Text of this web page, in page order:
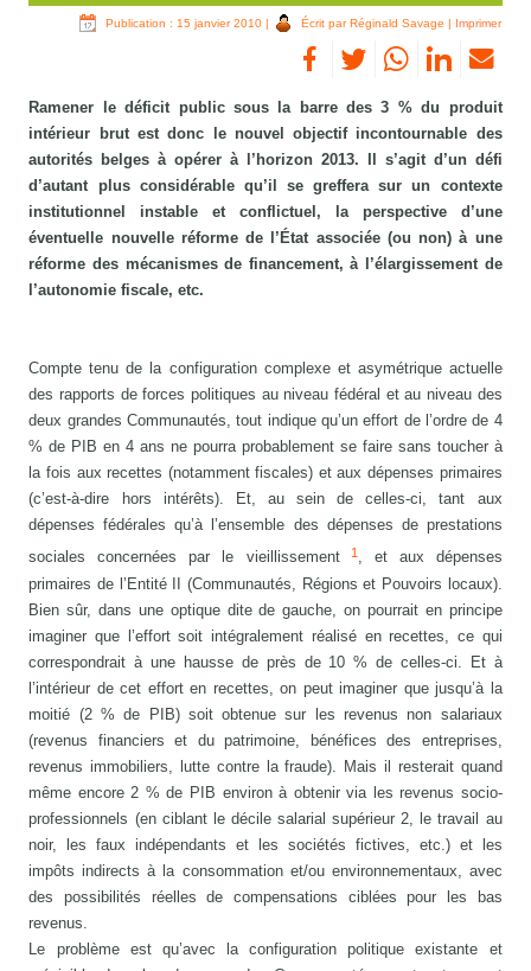
Publication : 15 janvier 2010| Écrit par Réginald Savage | Imprimer
Ramener le déficit public sous la barre des 3 % du produit
intérieur brut est donc le nouvel objectif incontournable des
autorités belges à opérer à l’horizon 2013. Il s’agit d’un défi
d’autant plus considérable qu’il se greffera sur un contexte
institutionnel instable et conflictuel, la perspective d’une
éventuelle nouvelle réforme de l’État associée (ou non) à une
réforme des mécanismes de financement, à l’élargissement de
l’autonomie fiscale, etc.
Compte tenu de la configuration complexe et asymétrique actuelle
des rapports de forces politiques au niveau fédéral et au niveau des
deux grandes Communautés, tout indique qu’un effort de l’ordre de 4
% de PIB en 4 ans ne pourra probablement se faire sans toucher à
la fois aux recettes (notamment fiscales) et aux dépenses primaires
(c’est-à-dire hors intérêts). Et, au sein de celles-ci, tant aux
dépenses fédérales qu’à l’ensemble des dépenses de prestations
sociales concernées par le vieillissement1, et aux dépenses
primaires de l’Entité II (Communautés, Régions et Pouvoirs locaux).
Bien sûr, dans une optique dite de gauche, on pourrait en principe
imaginer que l’effort soit intégralement réalisé en recettes, ce qui
correspondrait à une hausse de près de 10 % de celles-ci. Et à
l’intérieur de cet effort en recettes, on peut imaginer que jusqu’à la
moitié (2 % de PIB) soit obtenue sur les revenus non salariaux
(revenus financiers et du patrimoine, bénéfices des entreprises,
revenus immobiliers, lutte contre la fraude). Mais il resterait quand
même encore 2 % de PIB environ à obtenir via les revenus socio-
professionnels (en ciblant le décile salarial supérieur 2, le travail au
noir, les faux indépendants et les sociétés fictives, etc.) et les
impôts indirects à la consommation et/ou environnementaux, avec
des possibilités réelles de compensations ciblées pour les bas
revenus.
Le problème est qu’avec la configuration politique existante et